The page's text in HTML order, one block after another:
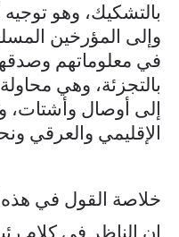
بالتشكيك، وهو توجيه
وإلى المؤرخين
في معلوماتهم
بالتجزئة، وهي
إلى أوصال وأشتات،
الإقليمي والعرقي
خلاصة القول في
إن الناظر في كلام